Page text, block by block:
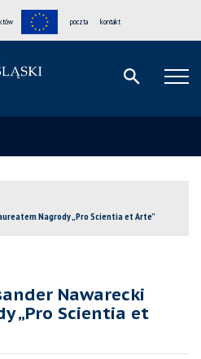
poczta kontakt
Nagrody „Pro Scientia et Arte”
Nawarecki
„Pro Scientia et